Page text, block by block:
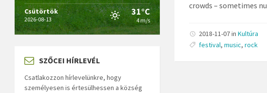
crowds – sometimes
2018-11-07inKultúra
festival,music,rock
Csütörtök
2026-08-13
31°C
4 m/s
SZŐCEI HÍRLEVÉL
Csatlakozzon hírlevelünkre, hogy
személyesen is értesülhessen a község